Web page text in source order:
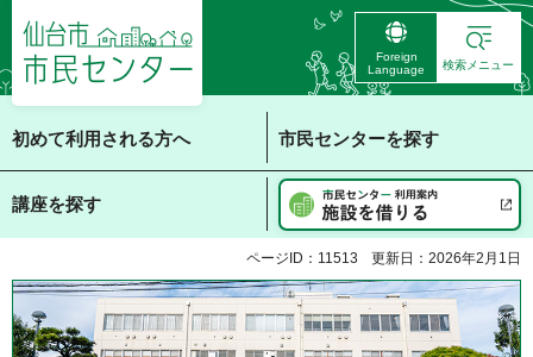
仙台市 市民センタ
ー
Foreign
Language
検索メニュー
初めて利用される方へ 市民センターを探す
講座を探す
ページID：11513 更新日：2026年2月1日